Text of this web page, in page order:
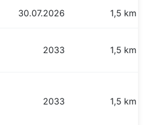
30.07.2026 1,5 km
2033 1,5 km
2033 1,5 km